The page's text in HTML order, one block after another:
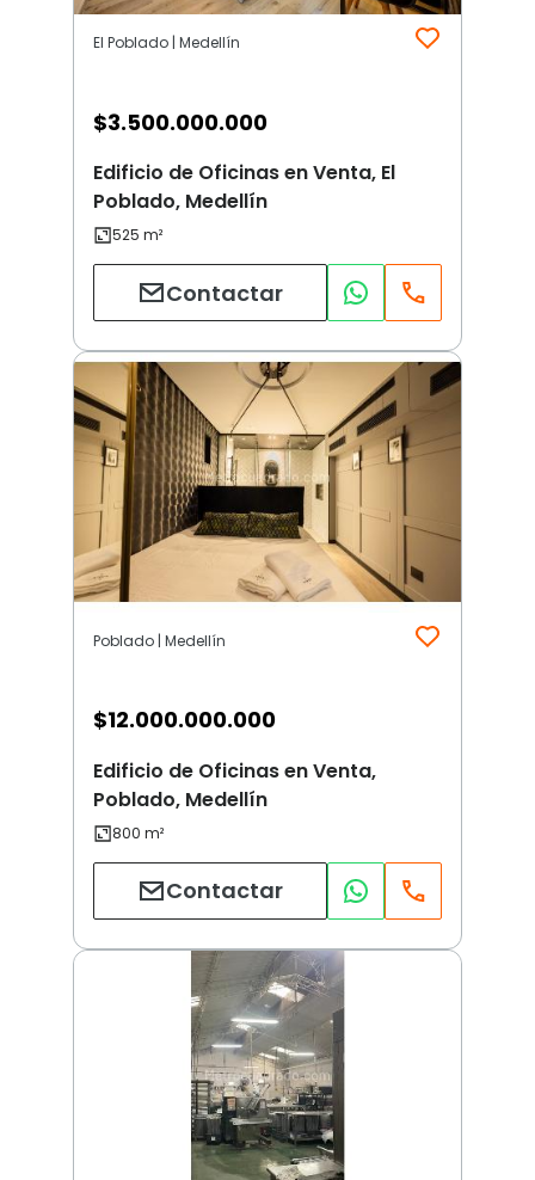
El Poblado | Medellín
$3.500.000.000
Edificio de Oficinas en Venta, El
Poblado, Medellín
Contactar
Poblado | Medellín
$12.000.000.000
Edificio de Oficinas en Venta,
Poblado, Medellín
Contactar